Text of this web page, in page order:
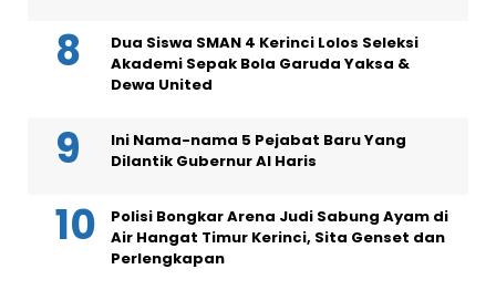
Dua Siswa SMAN 4 Kerinci Lolos Seleksi
Akademi Sepak Bola Garuda Yaksa &
Dewa United
Ini Nama-nama 5 Pejabat Baru Yang
Dilantik Gubernur Al Haris
Polisi Bongkar Arena Judi Sabung Ayam di
Air Hangat Timur Kerinci, Sita Genset dan
Perlengkapan